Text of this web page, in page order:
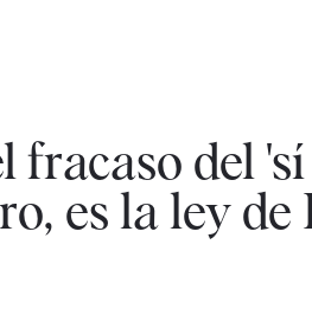
del 'sí
es la ley de